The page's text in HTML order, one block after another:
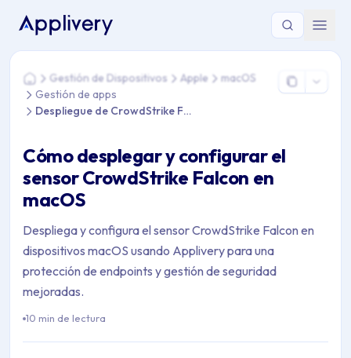
Estás aquí: Home > Gestión de Dispositivos > Apple >
HomeGestión de Dispositivos Apple
macOS
Gestión de apps
Despliegue de CrowdStrike Falcon
Cómo desplegar y configurar el
sensor CrowdStrike Falcon en
macOS
Despliega y configura el sensor CrowdStrike Falcon en
dispositivos macOS usando Applivery para una
protección de endpoints y gestión de seguridad
mejoradas.
10 min de lectura